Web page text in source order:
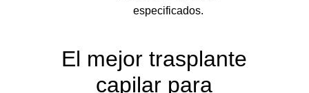
especificados.
El mejor trasplante
capilar para